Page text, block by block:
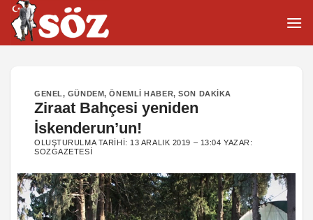
İçeriğe
atla
GENEL, GÜNDEM,ÖNEMLI HABER,SON DAKIKA
Ziraat Bahçesi yeniden
İskenderun’un!
OLUŞTURULMA TARIHI: 13 ARALIK 2019 – 13:04 YAZAR:
SOZGAZETESI